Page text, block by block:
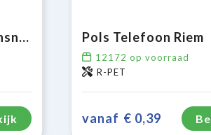
Verstelbaar telefoonsnoer Pols Telefoon Riem
12172 op voorraad
R-PET
vanaf € 0,39